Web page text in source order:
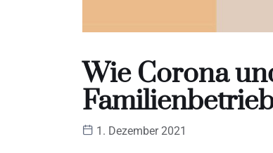
Wie Corona
1. Dezember 2021